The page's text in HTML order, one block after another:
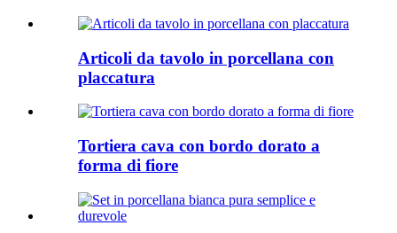
Articoli da tavolo in porcellana con
placcatura
Tortiera cava con bordo dorato a
forma di fiore